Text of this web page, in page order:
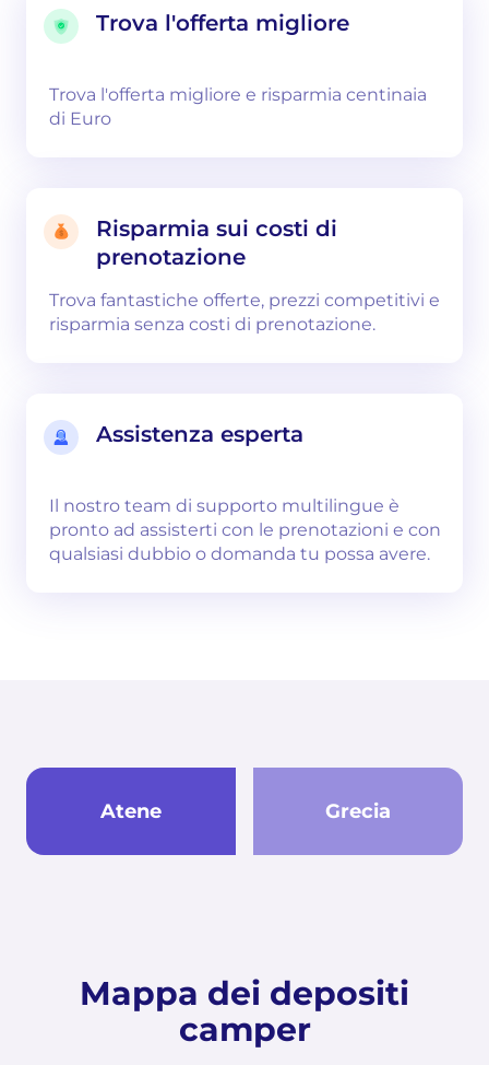
Trova l'offerta migliore
Trova l'offerta migliore e risparmia centinaia
di Euro
Risparmia sui costi di
prenotazione
Trova fantastiche offerte, prezzi competitivi e
risparmia senza costi di prenotazione.
Assistenza esperta
Il nostro team di supporto multilingue è
pronto ad assisterti con le prenotazioni e con
qualsiasi dubbio o domanda tu possa avere.
Atene Grecia
Mappa dei depositi
camper